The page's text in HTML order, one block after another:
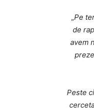
„Pe
de
avem
Peste